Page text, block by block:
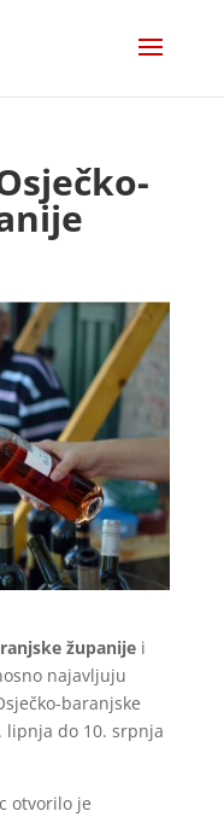
županijei
najavljuju
baranjske
lipnja do 10. srpnja
otvorilo je